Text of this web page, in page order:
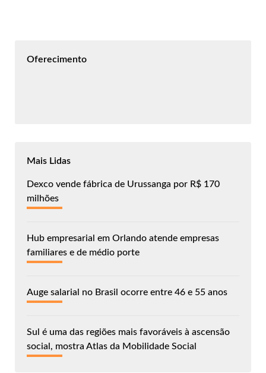
Oferecimento
Mais Lidas
Dexco vende fábrica de Urussanga por R$ 170
milhões
Hub empresarial em Orlando atende empresas
familiares e de médio porte
Auge salarial no Brasil ocorre entre 46 e 55 anos
Sul é uma das regiões mais favoráveis à ascensão
social, mostra Atlas da Mobilidade Social